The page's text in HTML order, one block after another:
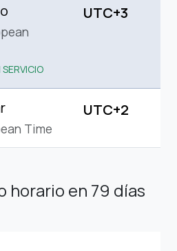
UTC+3
Time
UTC+2
horario en 79 días